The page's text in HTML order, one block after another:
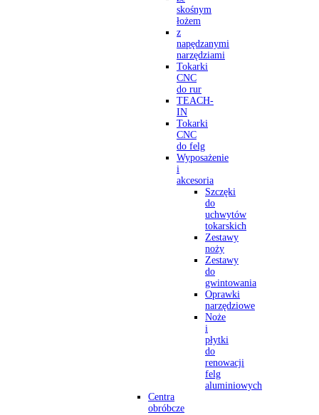
skośnym
łożem
z
napędzanymi
narzędziami
Tokarki
CNC
do rur
TEACH-
IN
Tokarki
CNC
do felg
Wyposażenie
i
akcesoria
Szczęki
do
uchwytów
tokarskich
Zestawy
noży
Zestawy
do
gwintowania
Oprawki
narzędziowe
Noże
i
płytki
do
renowacji
felg
aluminiowych
Centra
obróbcze